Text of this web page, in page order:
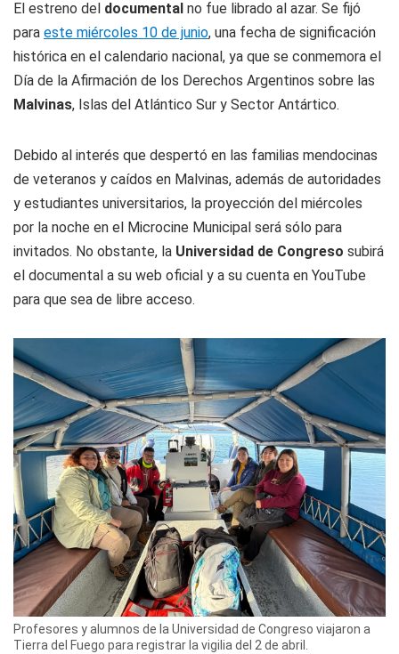
El estreno del documental no fue librado al azar. Se fijó
para este miércoles 10 de junio, una fecha de significación
histórica en el calendario nacional, ya que se conmemora el
Día de la Afirmación de los Derechos Argentinos sobre las
Malvinas, Islas del Atlántico Sur y Sector Antártico.
Debido al interés que despertó en las familias mendocinas
de veteranos y caídos en Malvinas, además de autoridades
y estudiantes universitarios, la proyección del miércoles
por la noche en el Microcine Municipal será sólo para
invitados. No obstante, la Universidad de Congreso subirá
el documental a su web oficial y a su cuenta en YouTube
para que sea de libre acceso.
Profesores y alumnos de la Universidad de Congreso viajaron a
Tierra del Fuego para registrar la vigilia del 2 de abril.